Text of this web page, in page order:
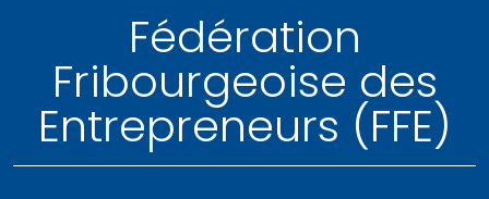
Fédération
Fribourgeoise des
Entrepreneurs (FFE)